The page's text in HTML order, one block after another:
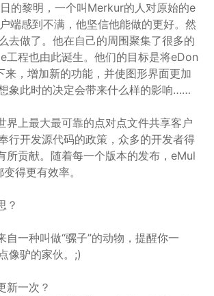
的黎明，一个叫Merkur的人对原始的e
端感到不满，他坚信他能做的更好。然
去做了。他在自己的周围聚集了很多的
工程也由此诞生。他们的目标是将eDon
来，增加新的功能，并使图形界面更加
象此时的决定会带来什么样的影响……
界上最大最可靠的点对点文件共享客户
行开发源代码的政策，众多的开发者得
所贡献。随着每一个版本的发布，eMul
得更有效率。
？
自一种叫做“骡子”的动物，提醒你一
像驴的家伙。;)
新一次？